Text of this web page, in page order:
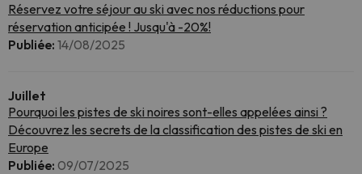
Réservez votre séjour au ski avec nos réductions pour
réservation anticipée ! Jusqu'à -20%!
Publiée: 14/08/2025
Juillet
Pourquoi les pistes de ski noires sont-elles appelées ainsi ?
Découvrez les secrets de la classification des pistes de ski en
Europe
Publiée: 09/07/2025